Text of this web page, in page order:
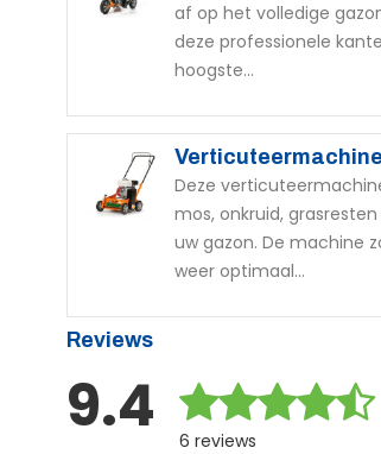
af op het volledige
deze professionele
hoogste...
Verticuteermachine
Deze
mos, onkruid,
uw gazon. De machine
weer optimaal...
Reviews
9.4 6 reviews